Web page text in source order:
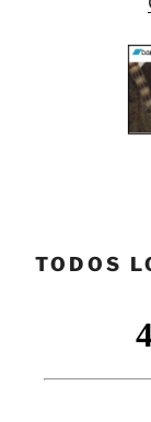
TODOS